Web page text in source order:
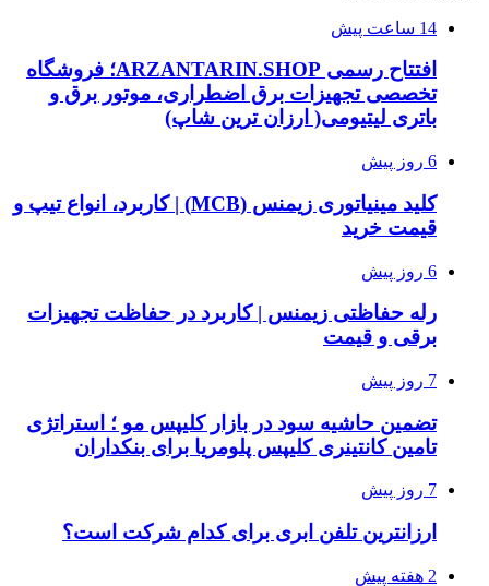
14 ساعت پیش
افتتاح رسمی ARZANTARIN.SHOP؛ فروشگاه
تخصصی تجهیزات برق اضطراری، موتور برق و
باتری لیتیومی( ارزان ترین شاپ)
6 روز پیش
کلید مینیاتوری زیمنس (MCB) | کاربرد، انواع تیپ و
قیمت خرید
6 روز پیش
رله حفاظتی زیمنس | کاربرد در حفاظت تجهیزات
برقی و قیمت
7 روز پیش
تضمین حاشیه سود در بازار کلیپس مو ؛ استراتژی
تامین کانتینری کلیپس پلومریا برای بنکداران
7 روز پیش
ارزانترین تلفن ابری برای کدام شرکت است؟
2 هفته پیش